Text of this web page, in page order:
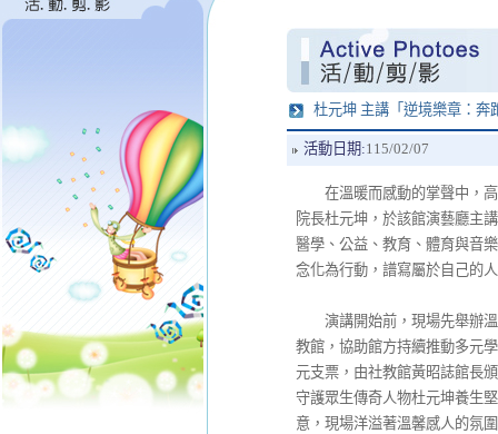
杜元坤 主講「逆境樂章：奔
活動日期:115/02/07
在溫暖而感動的掌聲中，高
院長杜元坤，於該館演藝廳主
醫學、公益、教育、體育與音
念化為行動，譜寫屬於自己的
演講開始前，現場先舉辦溫
教館，協助館方持續推動多元
元支票，由社教館黃昭誌館長
守護眾生傳奇人物杜元坤養生
意，現場洋溢著溫馨感人的氛